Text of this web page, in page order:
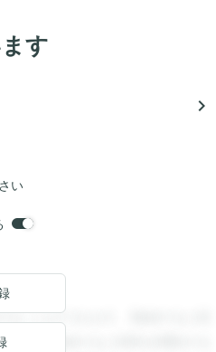
す
navigate_next
い
ことができます。登録すると回
す。登録すると回答を閲覧する